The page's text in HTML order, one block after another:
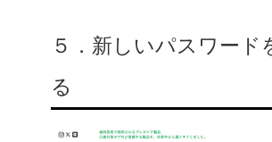
５．新しいパスワード
る